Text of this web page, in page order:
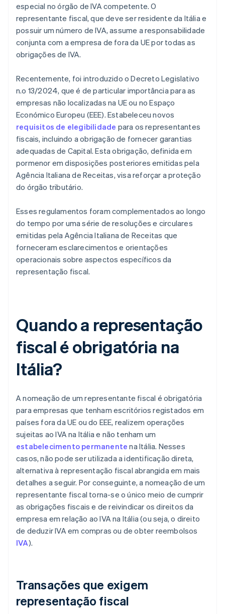
especial no órgão de IVA competente. O
representante fiscal, que deve ser residente da Itália e
possuir um número de IVA, assume a responsabilidade
conjunta com a empresa de fora da UE por todas as
obrigações de IVA.
Recentemente, foi introduzido o Decreto Legislativo
n.o 13/2024, que é de particular importância para as
empresas não localizadas na UE ou no Espaço
Económico Europeu (EEE). Estabeleceu novos
requisitos de elegibilidade para os representantes
fiscais, incluindo a obrigação de fornecer garantias
adequadas de Capital. Esta obrigação, definida em
pormenor em disposições posteriores emitidas pela
Agência Italiana de Receitas, visa reforçar a proteção
do órgão tributário.
Esses regulamentos foram complementados ao longo
do tempo por uma série de resoluções e circulares
emitidas pela Agência Italiana de Receitas que
forneceram esclarecimentos e orientações
operacionais sobre aspectos específicos da
representação fiscal.
Quando a representação
fiscal é obrigatória na
Itália?
A nomeação de um representante fiscal é obrigatória
para empresas que tenham escritórios registados em
países fora da UE ou do EEE, realizem operações
sujeitas ao IVA na Itália e não tenham um
estabelecimento permanente na Itália. Nesses
casos, não pode ser utilizada a identificação direta,
alternativa à representação fiscal abrangida em mais
detalhes a seguir. Por conseguinte, a nomeação de um
representante fiscal torna-se o único meio de cumprir
as obrigações fiscais e de reivindicar os direitos da
empresa em relação ao IVA na Itália (ou seja, o direito
de deduzir IVA em compras ou de obter reembolsos
IVA).
Transações que exigem
representação fiscal